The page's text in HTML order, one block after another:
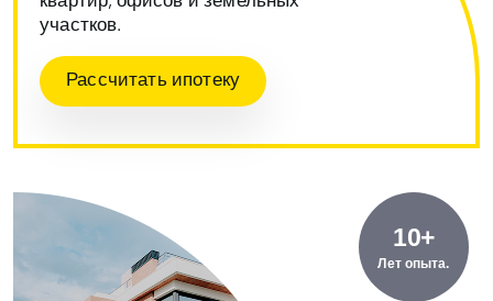
участков.
Рассчитать ипотеку
10+
Лет опыта.